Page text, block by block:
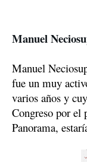
Manuel
Manuel
fue un muy
varios años y
Congreso por el
Panorama,